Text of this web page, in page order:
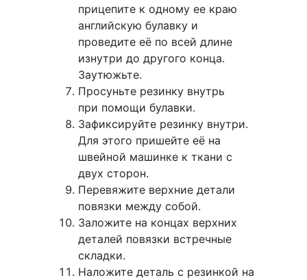
прицепите к одному ее краю
английскую булавку и
проведите её по всей длине
изнутри до другого конца.
Заутюжьте.
Просуньте резинку внутрь
при помощи булавки.
Зафиксируйте резинку внутри.
Для этого пришейте её на
швейной машинке к ткани с
двух сторон.
Перевяжите верхние детали
повязки между собой.
Заложите на концах верхних
деталей повязки встречные
складки.
Наложите деталь с резинкой на